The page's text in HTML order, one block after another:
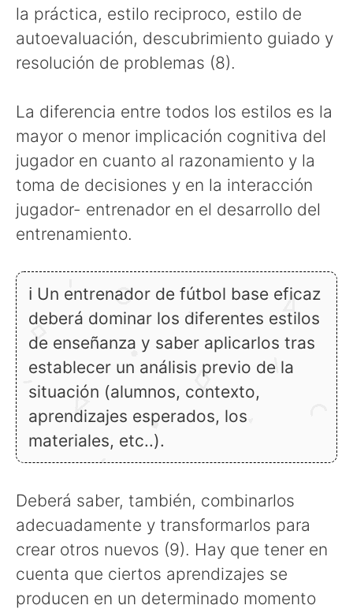
la práctica, estilo reciproco, estilo de
autoevaluación, descubrimiento guiado y
resolución de problemas (8).
La diferencia entre todos los estilos es la
mayor o menor implicación cognitiva del
jugador en cuanto al razonamiento y la
toma de decisiones y en la interacción
jugador- entrenador en el desarrollo del
entrenamiento.
ℹ Un entrenador de fútbol base eficaz
deberá dominar los diferentes estilos
de enseñanza y saber aplicarlos tras
establecer un análisis previo de la
situación (alumnos, contexto,
aprendizajes esperados, los
materiales, etc..).
Deberá saber, también, combinarlos
adecuadamente y transformarlos para
crear otros nuevos (9). Hay que tener en
cuenta que ciertos aprendizajes se
producen en un determinado momento